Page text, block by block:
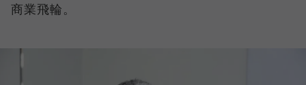
商業飛輪。